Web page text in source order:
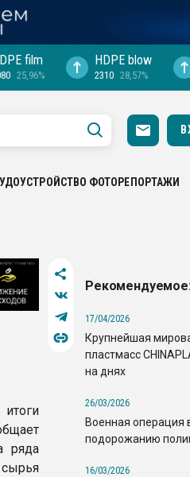
film
25,96%
HDPE blow
2310 28,57%
ФОТОРЕПОРТАЖИ
ряда
17/04/2026
Крупнейшая
пластмасс
на днях
26/03/2026
Военная операция
подорожанию
16/03/2026